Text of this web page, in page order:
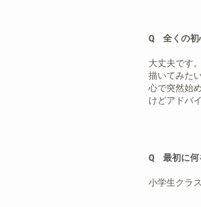
Q 全くの初
大丈夫です。
描いてみた
心で突然始
けどアドバ
Q 最初に何
小学生クラ